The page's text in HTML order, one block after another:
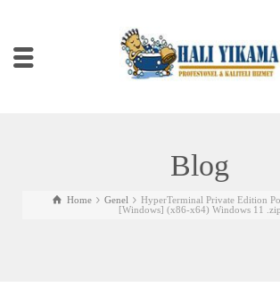
Blog
Home Genel
HyperTerminal Private Edition
[Windows] (x86-x64) Windows 11 .zip